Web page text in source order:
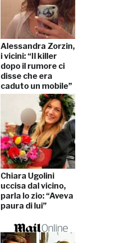
Alessandra Zorzin,
i vicini: “Il killer
dopo il rumore ci
disse che era
caduto un mobile”
Chiara Ugolini
uccisa dal vicino,
parla lo zio: “Aveva
paura di lui”